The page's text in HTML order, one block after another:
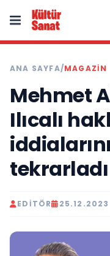
ANA SAYFA/MAGAZIN
Mehmet
Ilıcalı
tekrarladı
EDITÖR